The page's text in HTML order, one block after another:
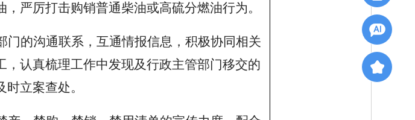
严厉打击购销普通柴油或高硫分燃油行为。
门的沟通联系，互通情报信息，积极协同相关
认真梳理工作中发现及行政主管部门移交的
立案查处。